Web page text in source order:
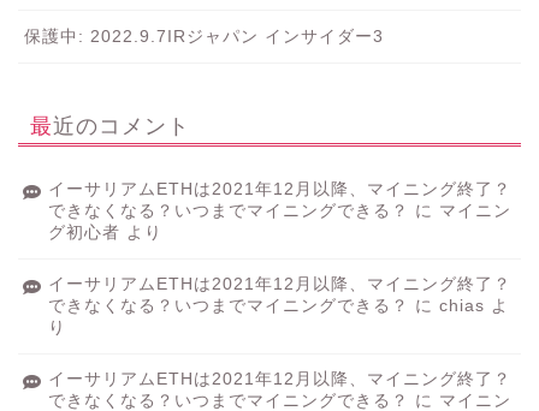
保護中: 2022.9.7IRジャパン インサイダー3
最近のコメント
イーサリアムETHは2021年12月以降、マイニング終了？
できなくなる？いつまでマイニングできる？
に マイニン
グ初心者 より
イーサリアムETHは2021年12月以降、マイニング終了？
できなくなる？いつまでマイニングできる？
に chias よ
り
イーサリアムETHは2021年12月以降、マイニング終了？
できなくなる？いつまでマイニングできる？
に マイニン